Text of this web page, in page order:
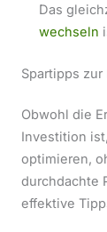
Das
wechseln
Spartipps
Obwohl die
Investition
optimieren,
durchdachte
effektive